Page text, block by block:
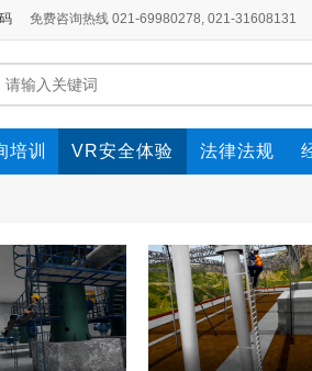
免费咨询热线 021-69980278, 021-31608131
培训 VR安全体验 法律法规